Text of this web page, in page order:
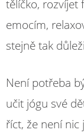
tělíčko, rozvíjet
emocím,
stejně tak
Není potřeba
učit jógu své
říct, že není